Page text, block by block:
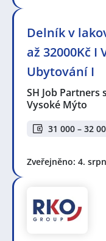
Delník v
až 32000Kč I
Ubytování I
SH Job Partners
Vysoké Mýto
31 000 – 32
Zveřejněno: 4.